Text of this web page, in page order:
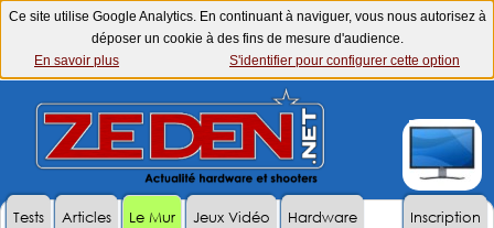
Ce site utilise Google Analytics. En continuant à naviguer, vous nous autorisez à
déposer un cookie à des fins de mesure d'audience.
En savoir plus
S'identifier pour configurer cette option
Inscription
Tests Articles Le Mur Jeux Vidéo
Hardware